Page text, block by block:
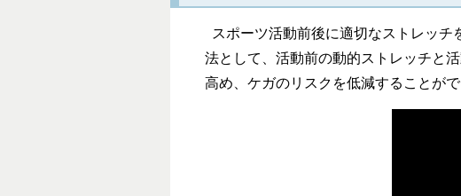
スポーツ活動前後に適切なストレッ
法として、活動前の動的ストレッチと
高め、ケガのリスクを低減することがで